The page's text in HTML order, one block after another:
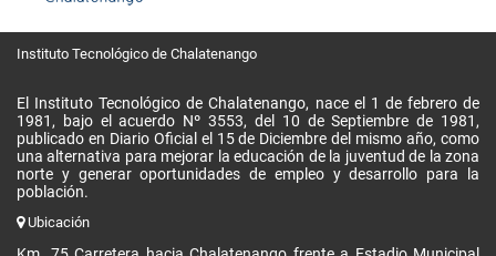
Instituto Tecnológico de Chalatenango
El Instituto Tecnológico de Chalatenango, nace el 1 de febrero de
1981, bajo el acuerdo Nº 3553, del 10 de Septiembre de 1981,
publicado en Diario Oficial el 15 de Diciembre del mismo año, como
una alternativa para mejorar la educación de la juventud de la zona
norte y generar oportunidades de empleo y desarrollo para la
población.
Ubicación